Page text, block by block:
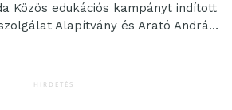
Közös edukációs kampányt indított
Alapítvány és Arató András,
HIRDETÉS